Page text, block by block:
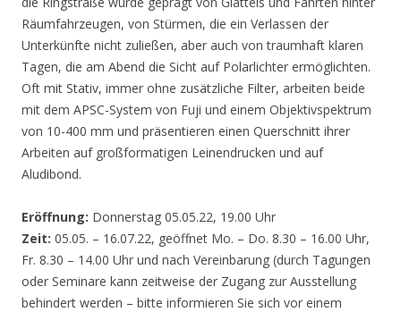
Räumfahrzeugen, von Stürmen, die ein Verlassen der
Unterkünfte nicht zuließen, aber auch von traumhaft klaren
Tagen, die am Abend die Sicht auf Polarlichter ermöglichten.
Oft mit Stativ, immer ohne zusätzliche Filter, arbeiten beide
mit dem APSC-System von Fuji und einem Objektivspektrum
von 10-400 mm und präsentieren einen Querschnitt ihrer
Arbeiten auf großformatigen Leinendrucken und auf
Aludibond.
Eröffnung: Donnerstag 05.05.22, 19.00 Uhr
Zeit: 05.05. – 16.07.22, geöffnet Mo. – Do. 8.30 – 16.00 Uhr,
Fr. 8.30 – 14.00 Uhr und nach Vereinbarung (durch Tagungen
oder Seminare kann zeitweise der Zugang zur Ausstellung
behindert werden – bitte informieren Sie sich vor einem